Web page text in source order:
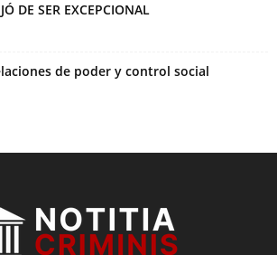
DE SER EXCEPCIONAL
de poder y control social